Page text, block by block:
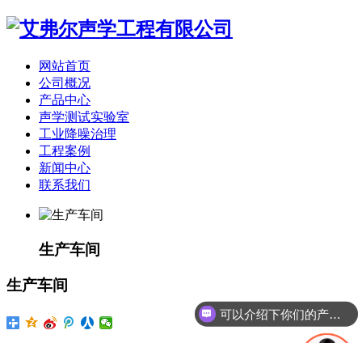
网站首页
公司概况
产品中心
声学测试实验室
工业降噪治理
工程案例
新闻中心
联系我们
生产车间
生产车间
可以介绍下你们的产品么